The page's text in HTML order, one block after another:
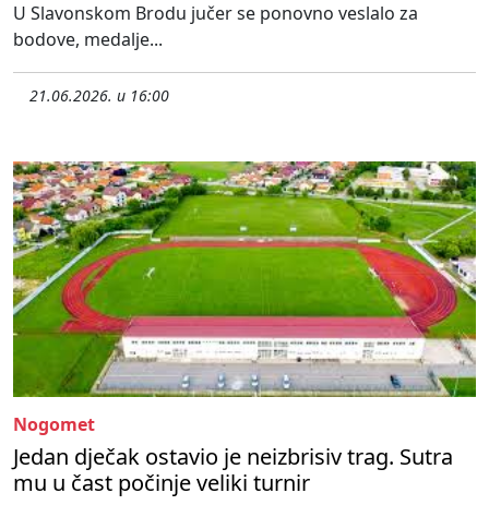
U Slavonskom Brodu jučer se ponovno veslalo za
bodove, medalje...
21.06.2026. u 16:00
Nogomet
Jedan dječak ostavio je neizbrisiv trag. Sutra
mu u čast počinje veliki turnir